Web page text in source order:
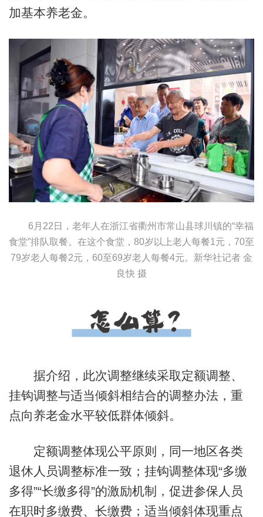
加基本养老金。
6月22日，老年人在浙江省衢州市常山县球川镇的“幸福
食堂”排队取餐。在这个食堂，80岁以上老人每餐1元，70至
79岁老人每餐2元，60至69岁老人每餐4元。新华社记者 金
良快 摄
据介绍，此次调整继续采取定额调整、
挂钩调整与适当倾斜相结合的调整办法，重
点向养老金水平较低群体倾斜。
定额调整体现公平原则，同一地区各类
退休人员调整标准一致；挂钩调整体现“多缴
多得”“长缴多得”的激励机制，促进参保人员
在职时多缴费、长缴费；适当倾斜体现重点